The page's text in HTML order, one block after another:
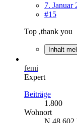
7. Januar
#15
Top ,thank you
Inhalt
femi
Expert
Beiträge
1.800
Wohnort
N 48.602